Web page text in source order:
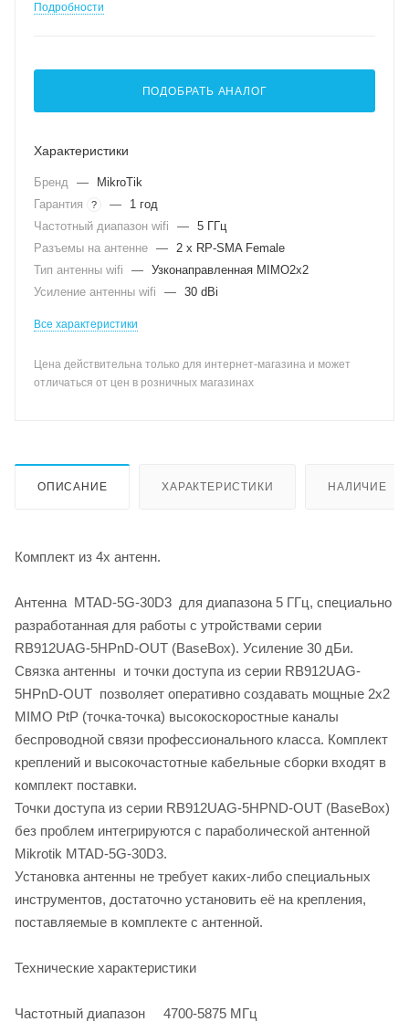
Подробности
ПОДОБРАТЬ АНАЛОГ
Характеристики
Бренд —
MikroTik
Гарантия
? —
1 год
Частотный диапазон wifi
— 5 ГГц
Разъемы на антенне — 2 x RP-SMA Female
Тип антенны wifi
— Узконаправленная MIMO2x2
Усиление антенны wifi
— 30 dBi
Все характеристики
Цена действительна только для интернет-магазина и может
отличаться от цен в розничных магазинах
ОПИСАНИЕ ХАРАКТЕРИСТИКИ НАЛИЧИЕ
Комплект из 4х антенн.
Антенна MTAD-5G-30D3 для диапазона 5 ГГц, специально
разработанная для работы с утройствами серии
RB912UAG-5HPnD-OUT (BaseBox). Усиление 30 дБи.
Связка антенны и точки доступа из серии RB912UAG-
5HPnD-OUT позволяет оперативно создавать мощные 2x2
MIMO PtP (точка-точка) высокоскоростные каналы
беспроводной связи профессионального класса. Комплект
креплений и высокочастотные кабельные сборки входят в
комплект поставки.
Точки доступа из серии RB912UAG-5HPND-OUT (BaseBox)
без проблем интегрируются с параболической антенной
Mikrotik MTAD-5G-30D3.
Установка антенны не требует каких-либо специальных
инструментов, достаточно установить её на крепления,
поставляемые в комплекте с антенной.
Технические характеристики
Частотный диапазон 4700-5875 МГц